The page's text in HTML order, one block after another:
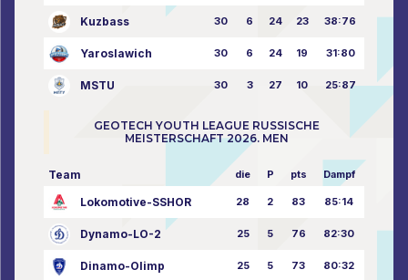
Kuzbass 30 6 24 23 38:76
Yaroslawich 30 6 24 19 31:80
MSTU 30 3 27 10 25:87
GEOTECH YOUTH LEAGUE RUSSISCHE
MEISTERSCHAFT 2026. MEN
Team die P pts Dampf
Lokomotive-SSHOR 28 2 83 85:14
Dynamo-LO-2 25 5 76 82:30
Dinamo-Olimp 25 5 73 80:32